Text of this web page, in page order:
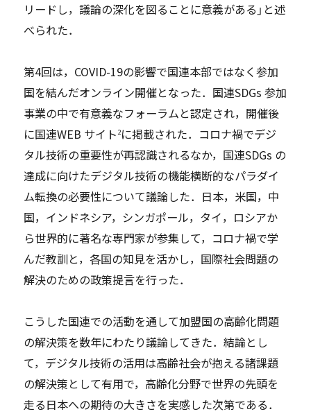
リードし，議論の深化を図ることに意義がある」と述
べられた．
第4回は，COVID-19の影響で国連本部ではなく参加
国を結んだオンライン開催となった．国連SDGs 参加
事業の中で有意義なフォーラムと認定され，開催後
に国連WEB サイト2に掲載された．コロナ禍でデジ
タル技術の重要性が再認識されるなか，国連SDGs の
達成に向けたデジタル技術の機能横断的なパラダイ
ム転換の必要性について議論した．日本，米国，中
国，インドネシア，シンガポール，タイ，ロシアか
ら世界的に著名な専門家が参集して，コロナ禍で学
んだ教訓と，各国の知見を活かし，国際社会問題の
解決のための政策提言を行った．
こうした国連での活動を通して加盟国の高齢化問題
の解決策を数年にわたり議論してきた．結論とし
て，デジタル技術の活用は高齢社会が抱える諸課題
の解決策として有用で，高齢化分野で世界の先頭を
走る日本への期待の大きさを実感した次第である．